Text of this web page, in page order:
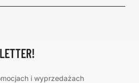
i wyprzedażach